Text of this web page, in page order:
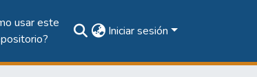
usar este
Iniciar sesión